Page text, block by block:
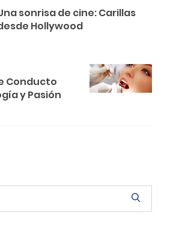
sonrisa de cine: Carillas
Hollywood
Conducto
y Pasión
e